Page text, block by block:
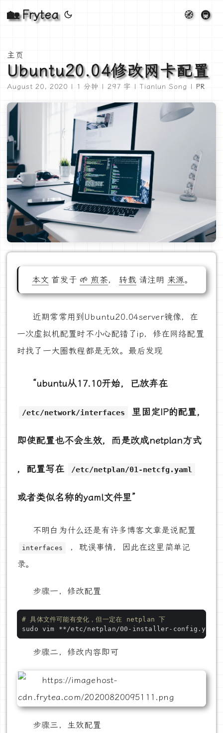
🏡 Frytea 🧭 🚇
主页
Ubuntu20.04修改网卡配置
August 20, 2020 | 1 分钟 | 297 字 | Tianlun Song | PR
本文 首发于 🌱 煎茶，转载请注明 来源。
近期常常用到Ubuntu20.04server镜像，在
一次虚拟机配置时不小心配错了ip，修在网络配置
时找了一大圈教程都是无效。最后发现
“ubuntu从17.10开始，已放弃在
/etc/network/interfaces 里固定IP的配置，
即使配置也不会生效，而是改成netplan方式
，配置写在 /etc/netplan/01-netcfg.yaml
或者类似名称的yaml文件里”
不明白为什么还是有许多博客文章是说配置
interfaces
，耽误事情，因此在这里简单记
录。
步骤一，修改配置
# 具体文件可能有变化，但一定在 netplan 下
步骤二，修改内容即可
步骤三，生效配置